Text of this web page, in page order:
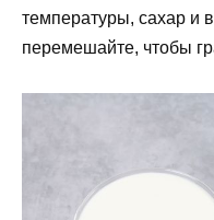
температуры, сахар и
перемешайте, чтобы